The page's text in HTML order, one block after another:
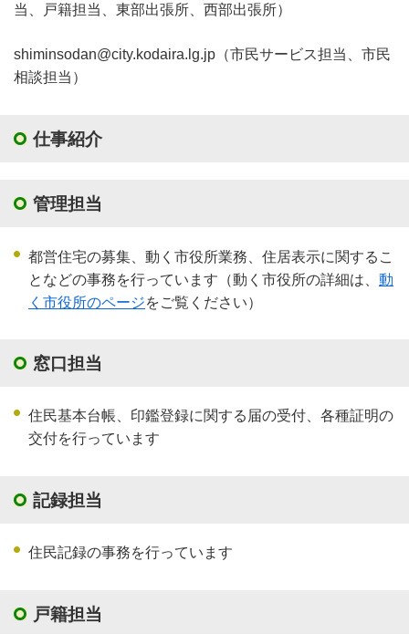
当、戸籍担当、東部出張所、西部出張所）
shiminsodan@city.kodaira.lg.jp（市民サービス担当、市民
相談担当）
仕事紹介
管理担当
都営住宅の募集、動く市役所業務、住居表示に関するこ
となどの事務を行っています（動く市役所の詳細は、 動
く市役所のページをご覧ください）
窓口担当
住民基本台帳、印鑑登録に関する届の受付、各種証明の
交付を行っています
記録担当
住民記録の事務を行っています
戸籍担当